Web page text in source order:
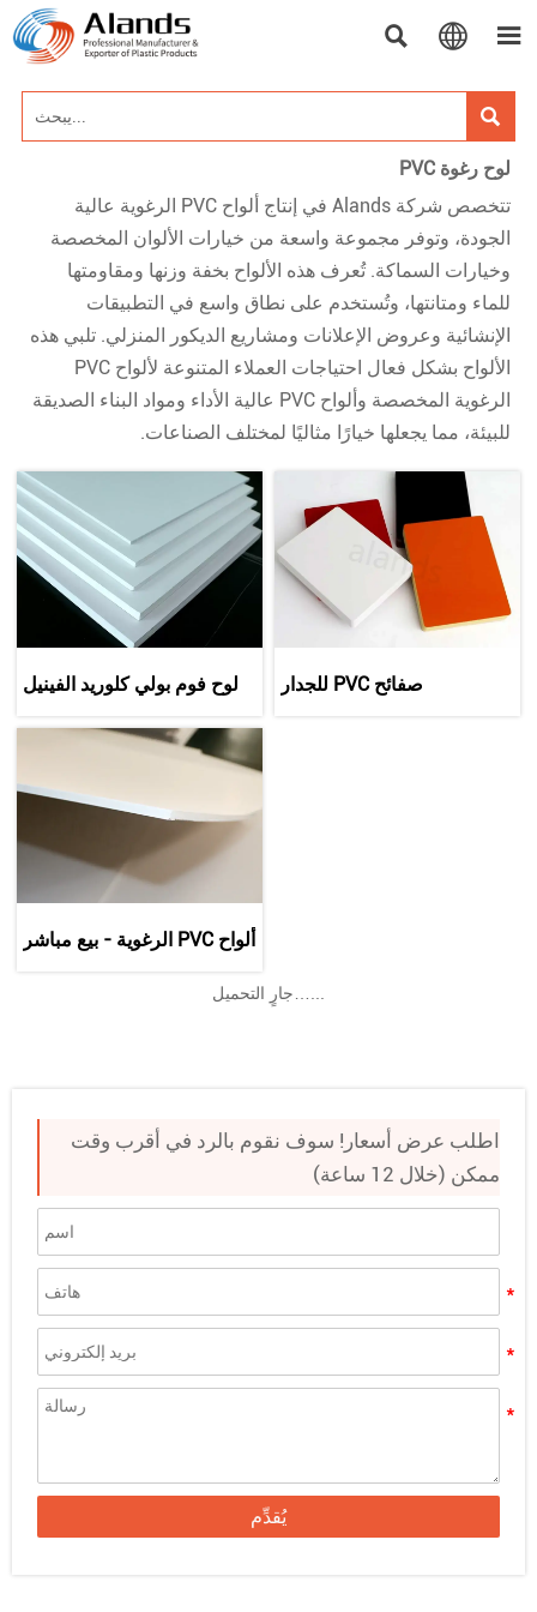
  

لوح رغوة PVC
تتخصص شركة Alands في إنتاج ألواح PVC الرغوية عالية
الجودة، وتوفر مجموعة واسعة من خيارات الألوان المخصصة
وخيارات السماكة. تُعرف هذه الألواح بخفة وزنها ومقاومتها
للماء ومتانتها، وتُستخدم على نطاق واسع في التطبيقات
الإنشائية وعروض الإعلانات ومشاريع الديكور المنزلي. تلبي هذه
الألواح بشكل فعال احتياجات العملاء المتنوعة لألواح PVC
الرغوية المخصصة وألواح PVC عالية الأداء ومواد البناء الصديقة
للبيئة، مما يجعلها خيارًا مثاليًا لمختلف الصناعات.
لوح فوم بولي كلوريد الفينيل
متين وموحد وقابل للتخصيص
صفائح PVC للجدار
ألواح PVC الرغوية - بيع مباشر
اطلب عرض أسعار! سوف نقوم بالرد في أقرب وقت
ممكن (خلال 12 ساعة)
يُقدِّم